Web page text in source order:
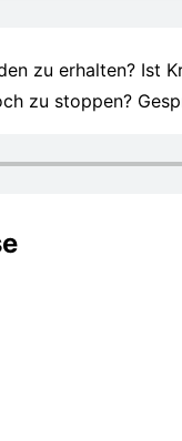
zu erhalten? Ist
zu stoppen?